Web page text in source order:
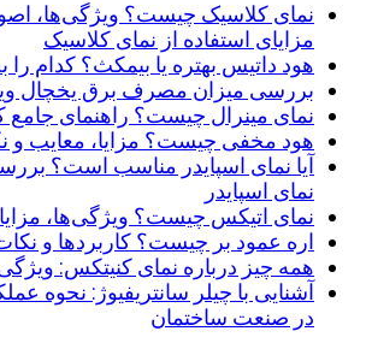
نمای کلاسیک چیست؟ ویژگی‌ها،
مزایای استفاده از نمای کلاسیک
هود داتیس بهتره یا بیمکث؟ کدام را
بررسی میزان مصرف برق یخچال
نمای مینرال چیست؟ راهنمای جامع
هود مخفی چیست؟ مزایا، معایب و
آیا نمای اسپایدر مناسب است؟
نمای اسپایدر
نمای اتیکس چیست؟ ویژگی‌ها،
اره عمود بر چیست؟ کاربردها و
همه چیز درباره نمای کنیتکس:
آشنایی با چیلر سانتریفیوژ: نحوه
در صنعت ساختمان